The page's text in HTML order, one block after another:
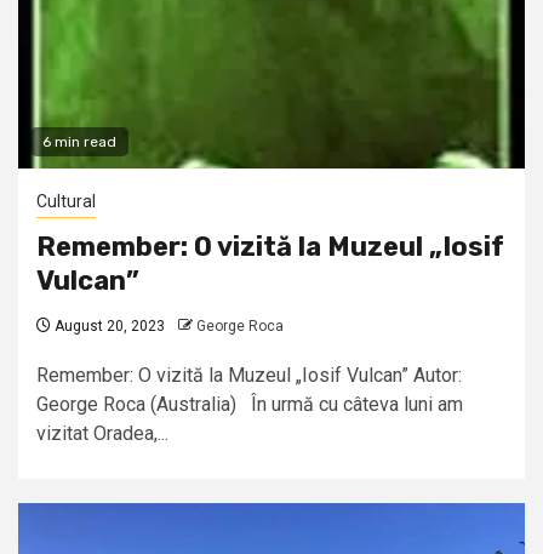
6 min read
Cultural
Remember: O vizită la Muzeul „Iosif
Vulcan”
August 20, 2023 George Roca
Remember: O vizită la Muzeul „Iosif Vulcan” Autor:
George Roca (Australia) În urmă cu câteva luni am
vizitat Oradea,...